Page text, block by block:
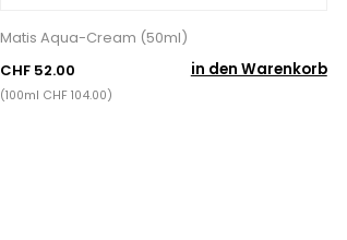
Matis Aqua-Cream (50ml)
CHF 52.00
in den Warenkorb
(100ml CHF 104.00)